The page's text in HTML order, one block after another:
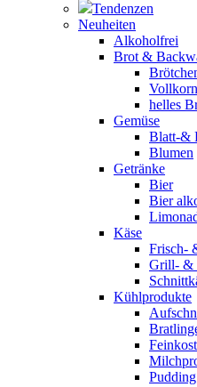
Tendenzen
Neuheiten
Alkoholfrei
Brot &
helles
Gemüse
Blatt-&
Blumen
Getränke
Bier
Bier
Käse
Frisch-
Grill- &
Kühlprodukte